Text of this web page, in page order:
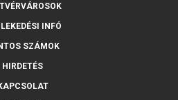
INFÓ
SZÁMOK
HIRDETÉS